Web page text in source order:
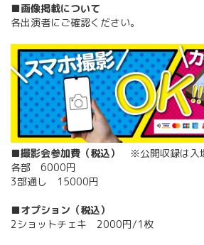
■画像掲載について
各出演者にご確認ください。
■撮影会参加費（税込）
※公開収録は入
各部 6000円
3部通し 15000円
■オプション（税込）
2ショットチェキ 2000円/1枚